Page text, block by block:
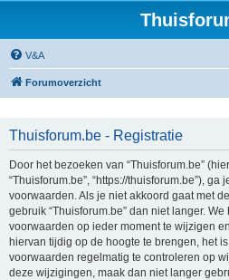
V&A
Forumoverzicht
Thuisforum.be - Registratie
Door het bezoeken van “Thuisforum.be”
“Thuisforum.be”, “https://thuisforum.be”),
voorwaarden. Als je niet akkoord gaat met
gebruik “Thuisforum.be” dan niet langer.
voorwaarden op ieder moment te wijzigen
hiervan tijdig op de hoogte te brengen, het
voorwaarden regelmatig te controleren op
deze wijzigingen, maak dan niet langer